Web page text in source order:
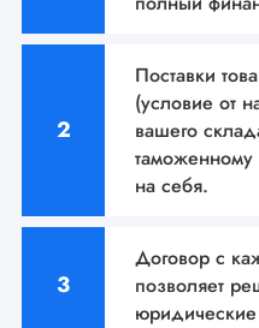
Поставки
(условие от
вашего
на себя.
Договор с
позволяет